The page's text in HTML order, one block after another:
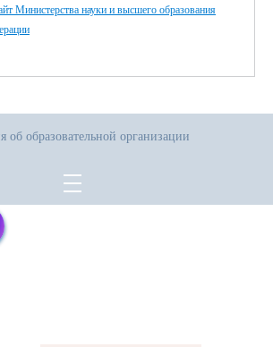
Министерства науки и высшего образования
об образовательной организации